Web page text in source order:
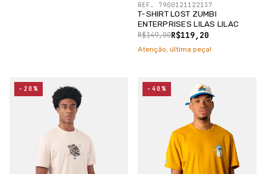
T-SHIRT LOST ZUMBI
ENTERPRISES LILAS LILAC
R$119,20
R$149,00
REF. 7900121122137
Atenção, última peça!
-20% -40%